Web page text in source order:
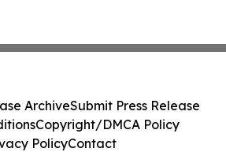
ArchiveSubmit Press Release
Copyright/DMCA Policy
PolicyContact